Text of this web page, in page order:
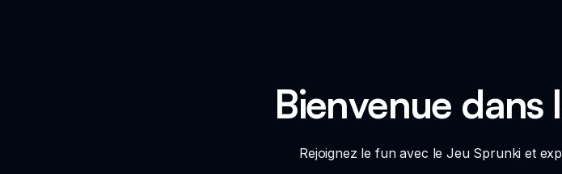
Bienvenue dans
Rejoignez le fun avec le Jeu Sprunki et